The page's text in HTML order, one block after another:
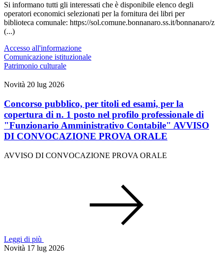
Si informano tutti gli interessati che è disponibile elenco degli
operatori economici selezionati per la fornitura dei libri per
biblioteca comunale: https://sol.comune.bonnanaro.ss.it/bonnanaro/z
(...)
Accesso all'informazione
Comunicazione istituzionale
Patrimonio culturale
Novità 20 lug 2026
Concorso pubblico, per titoli ed esami, per la
copertura di n. 1 posto nel profilo professionale di
"Funzionario Amministrativo Contabile" AVVISO
DI CONVOCAZIONE PROVA ORALE
AVVISO DI CONVOCAZIONE PROVA ORALE
Leggi di più
Novità 17 lug 2026